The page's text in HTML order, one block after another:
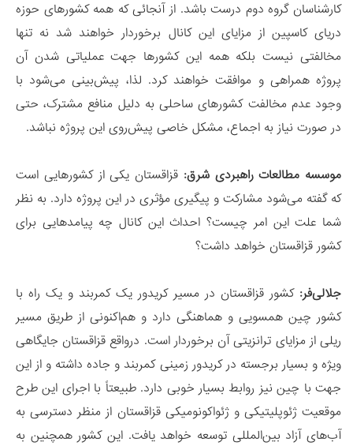
کارشناسان گروه دوم درست باشد. از آنجائی که همه کشورهای حوزه
دریای کاسپین از مزایای این کانال برخوردار خواهند شد نه تنها
مخالفتی نیست بلکه همه این کشورها جهت عملیاتی شدن آن
پروژه همراهی و موافقت خواهند کرد. لذا، پیش‌بینی‌ می‌شود با
وجود عدم مخالفت کشورهای ساحلی به دلیل منافع مشترک، حتی
در صورت نیاز به اجماع، مشکل خاصی پیش‌روی این پروژه نباشد.
موسسه مطالعات راهبردی شرق: قزاقستان یکی از کشورهایی است
که گفته می‌شود مشارکت و پیگیری مؤثری در این پروژه دارد. به نظر
شما علت این امر چیست؟ احداث این کانال چه پیامدهایی برای
کشور قزاقستان خواهد داشت؟
جلالی‌فر: کشور قزاقستان در مسیر کریدور یک کمربند و یک راه با
کشور چین همسویی و هماهنگی دارد و هم‌اکنونی از طریق مسیر
ریلی از مزایای ترانزیتی آن برخوردار است. درواقع قزاقستان جایگاهی
ویژه و بسیار برجسته در کریدور زمینی کمربند و جاده داشته و از این
جهت با چین نیز روابط بسیار خوبی دارد. طبیعتاً با اجرای این طرح
موقعیت ژئوپلیتیکی و ژئواکونومیکی قزاقستان از منظر دسترسی به
آب‌های آزاد بین‌المللی توسعه خواهد یافت. این کشور همچنین به